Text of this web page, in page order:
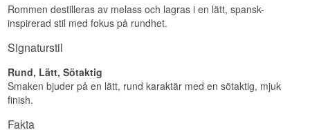
märket skapades senare som en direkt hyllning
till de kubanska romtraditioner familjen tog med
sig.
Visste du att?
Rommen destilleras av melass och lagras i en lätt, spansk-
inspirerad stil med fokus på rundhet.
Signaturstil
Rund, Lätt, Sötaktig
Smaken bjuder på en lätt, rund karaktär med en sötaktig, mjuk
finish.
Fakta